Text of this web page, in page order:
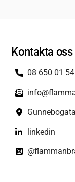
Kontakta oss
08 650 01 54
linkedin